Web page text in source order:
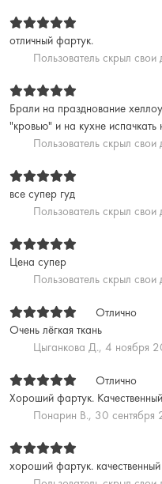
отличный фартук.
Пользователь скрыл свои
Брали на празднование
"кровью" и на кухне
Пользователь скрыл свои
все супер гуд
Пользователь скрыл свои
Цена супер
Пользователь скрыл свои
Отлично
Очень лёгкая ткань
Цыганкова Д., 4 ноября
Отлично
Хороший фартук.
Понарин В., 30
хороший фартук. качественный